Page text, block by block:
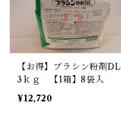
【お得】ブラシン粉剤DL
3ｋｇ 【1箱】8袋入
¥12,720